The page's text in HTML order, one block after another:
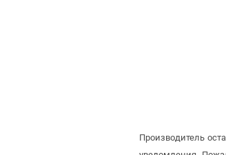
Производитель